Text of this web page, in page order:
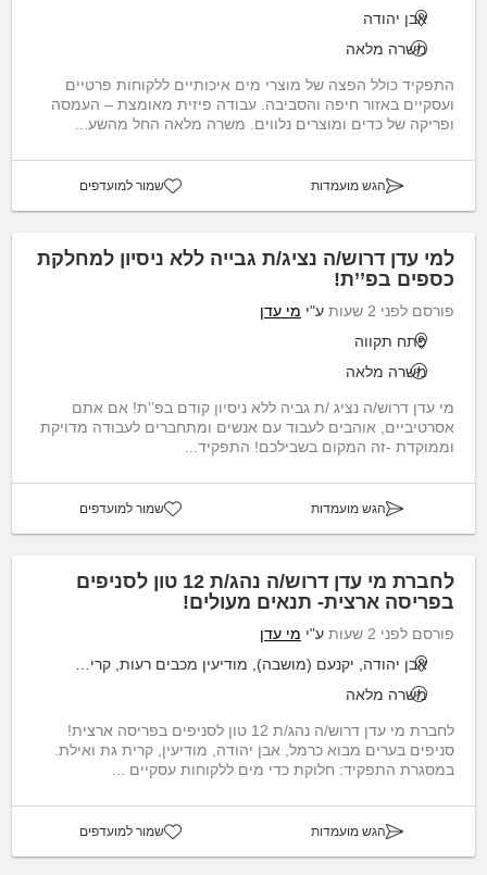
אבן יהודה
משרה מלאה
התפקיד כולל הפצה של מוצרי מים איכותיים ללקוחות פרטיים
ועסקיים באזור חיפה והסביבה. עבודה פיזית מאומצת – העמסה
ופריקה של כדים ומוצרים נלווים. משרה מלאה החל מהשע...
הגש מועמדות שמור למועדפים
למי עדן דרוש/ה נציג/ת גבייה ללא ניסיון למחלקת
כספים בפ’’ת!
פורסם לפני 2 שעות ע"י מי עדן
פתח תקווה
משרה מלאה
מי עדן דרוש/ה נציג /ת גביה ללא ניסיון קודם בפ’’ת! אם אתם
אסרטיביים, אוהבים לעבוד עם אנשים ומתחברים לעבודה מדויקת
וממוקדת -זה המקום בשבילכם! התפקיד...
הגש מועמדות שמור למועדפים
לחברת מי עדן דרוש/ה נהג/ת 12 טון לסניפים
בפריסה ארצית- תנאים מעולים!
פורסם לפני 2 שעות ע"י מי עדן
אבן יהודה, יקנעם (מושבה), מודיעין מכבים רעות, קריית גת
משרה מלאה
לחברת מי עדן דרוש/ה נהג/ת 12 טון לסניפים בפריסה ארצית!
סניפים בערים מבוא כרמל, אבן יהודה, מודיעין, קרית גת ואילת.
במסגרת התפקיד: חלוקת כדי מים ללקוחות עסקיים ...
הגש מועמדות שמור למועדפים